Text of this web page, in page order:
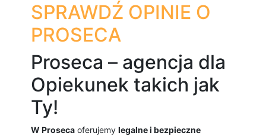
SPRAWDŹ OPINIE O
PROSECA
Proseca – agencja dla
Opiekunek takich jak
Ty!
W Proseca oferujemy legalne i bezpieczne